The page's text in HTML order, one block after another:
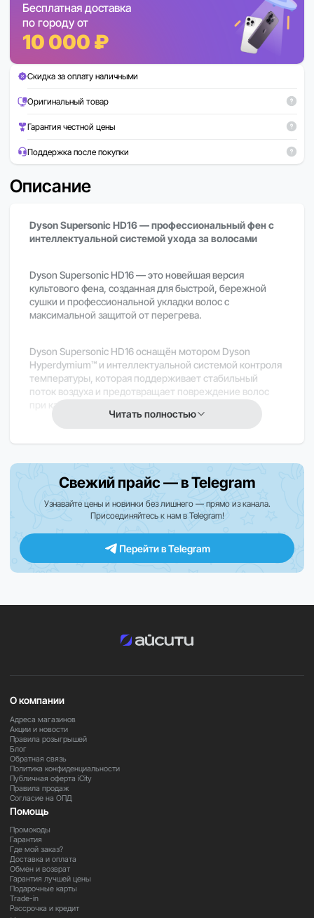
Бесплатная доставка
по городу от
10 000 ₽
Скидка за оплату наличными
Оригинальный товар
Гарантия честной цены
Поддержка после покупки
Описание
Dyson Supersonic HD16 — профессиональный фен с
интеллектуальной системой ухода за волосами
Dyson Supersonic HD16 — это новейшая версия
культового фена, созданная для быстрой, бережной
сушки и профессиональной укладки волос с
максимальной защитой от перегрева.
Dyson Supersonic HD16 оснащён мотором Dyson
Hyperdymium™ и интеллектуальной системой контроля
температуры, которая поддерживает стабильный
поток воздуха и предотвращает повреждение волос
при каждой сушке.
Особенности Dyson HD16:
Dyson Hyperdymium™ — мощный компактный
мотор для быстрого потока воздуха
Интеллектуальный контроль температуры (до 40
измерений в секунду)
Технология Air Multiplier™ для равномерной и
Магнитные насадки нового поколения для
удобной укладки
Оптимизированная балансировка корпуса для
комфортного использования
обслуживания
В зависимости от региона поставки некоторые функции
и комплектация устройства могут отличаться. Для
уточнения информации обратитесь к нашим
менеджерам.
Закажите прямо сейчас
Оформите заказ на Dyson Supersonic HD16 уже сегодня
и получите профессиональный уровень ухода за
волосами в домашних условиях — быстро, безопасно и
без компромиссов.
Читать полностью
Свежий прайс — в Telegram
Узнавайте цены и новинки без лишнего — прямо из канала.
Присоединяйтесь к нам в Telegram!
Перейти в Telegram
О компании
Адреса магазинов
Акции и новости
Правила розыгрышей
Блог
Обратная связь
Политика конфиденциальности
Публичная оферта iCity
Правила продаж
Согласие на ОПД
Помощь
Промокоды
Гарантия
Где мой заказ?
Доставка и оплата
Обмен и возврат
Гарантия лучшей цены
Подарочные карты
Trade-in
Рассрочка и кредит